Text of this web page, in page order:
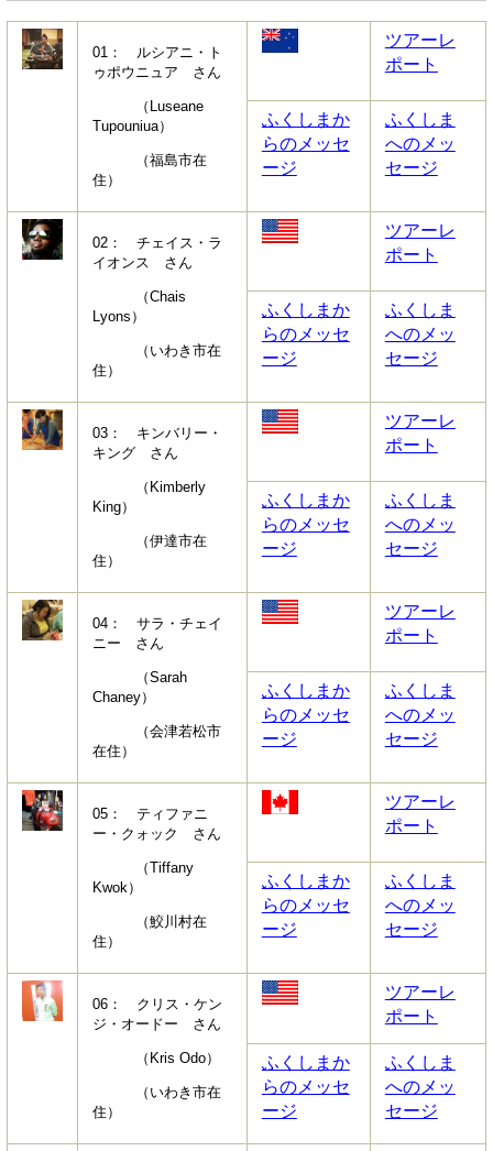
01： ルシアニ・ト
ゥポウニュア さん
（Luseane
Tupouniua）
（福島市在
住）
ツアーレ
ポート
ふくしまか
らのメッセ
ージ
ふくしま
へのメッ
セージ
02： チェイス・ラ
イオンス さん
（Chais
Lyons）
（いわき市在
住）
ツアーレ
ポート
ふくしまか
らのメッセ
ージ
ふくしま
へのメッ
セージ
03： キンバリー・
キング さん
（Kimberly
King）
（伊達市在
住）
ツアーレ
ポート
ふくしまか
らのメッセ
ージ
ふくしま
へのメッ
セージ
04： サラ・チェイ
ニー さん
（Sarah
Chaney）
（会津若松市
在住）
ツアーレ
ポート
ふくしまか
らのメッセ
ージ
ふくしま
へのメッ
セージ
05： ティファニ
ー・クォック さん
（Tiffany
Kwok）
（鮫川村在
住）
ツアーレ
ポート
ふくしまか
らのメッセ
ージ
ふくしま
へのメッ
セージ
06： クリス・ケン
ジ・オードー さん
（Kris Odo）
（いわき市在
住）
ツアーレ
ポート
ふくしまか
らのメッセ
ージ
ふくしま
へのメッ
セージ